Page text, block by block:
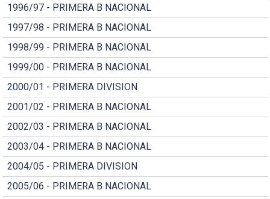
1996/97 - PRIMERA B NACIONAL
1997/98 - PRIMERA B NACIONAL
1998/99 - PRIMERA B NACIONAL
1999/00 - PRIMERA B NACIONAL
2000/01 - PRIMERA DIVISION
2001/02 - PRIMERA B NACIONAL
2002/03 - PRIMERA B NACIONAL
2003/04 - PRIMERA B NACIONAL
2004/05 - PRIMERA DIVISION
2005/06 - PRIMERA B NACIONAL